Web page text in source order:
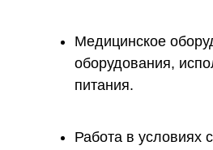
Медицинское
оборудования,
питания.
Работа в условиях